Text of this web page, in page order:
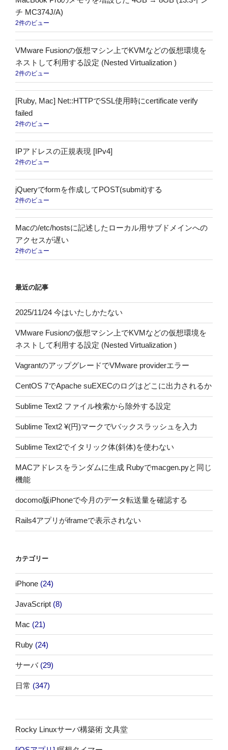
チ MC374J/A)
2件のビュー
VMware Fusionの仮想マシン上でKVMなどの仮想環境を
ネストして利用する設定 (Nested Virtualization )
2件のビュー
[Ruby, Mac] Net::HTTPでSSL使用時にcertificate verify
failed
2件のビュー
IPアドレスの正規表現 [IPv4]
2件のビュー
jQueryでformを作成してPOST(submit)する
2件のビュー
Macの/etc/hostsに記述したローカル用サブドメインへの
アクセスが遅い
2件のビュー
最近の記事
2025/11/24 今はいたしかたない
VMware Fusionの仮想マシン上でKVMなどの仮想環境を
ネストして利用する設定 (Nested Virtualization )
VagrantのアップグレードでVMware providerエラー
CentOS 7でApache suEXECのログはどこに出力されるか
Sublime Text2 ファイル検索から除外する設定
Sublime Text2 ¥(円)マークで\バックスラッシュを入力
Sublime Text2でイタリック体(斜体)を使わない
MACアドレスをランダムに生成 Rubyでmacgen.pyと同じ
機能
docomo版iPhoneで今月のデータ転送量を確認する
Rails4アプリがiframeで表示されない
カテゴリー
iPhone (24)
JavaScript (8)
Mac (21)
Ruby (24)
サーバ(29)
日常 (347)
Rocky Linuxサーバ構築術 文具堂